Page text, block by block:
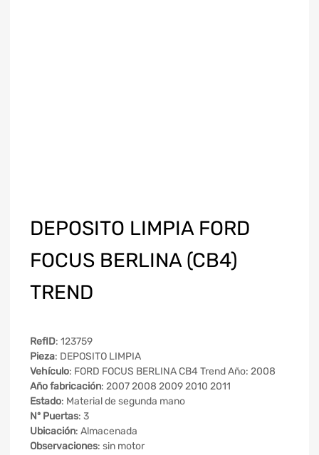
DEPOSITO LIMPIA FORD
FOCUS BERLINA (CB4)
TREND
RefID: 123759
Pieza: DEPOSITO LIMPIA
Vehículo: FORD FOCUS BERLINA CB4 Trend Año: 2008
Año fabricación: 2007 2008 2009 2010 2011
Estado: Material de segunda mano
Nº Puertas: 3
Ubicación: Almacenada
Observaciones: sin motor